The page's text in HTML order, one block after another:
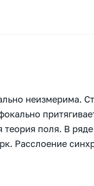
неизмерима.
теория поля. В ряде
Расслоение